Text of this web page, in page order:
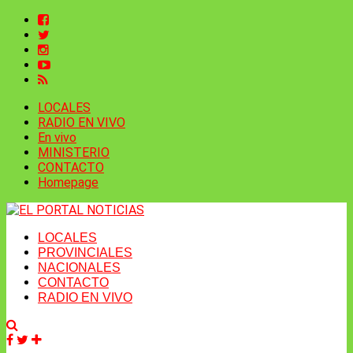
LOCALES
RADIO EN VIVO
En vivo
MINISTERIO
CONTACTO
Homepage
LOCALES
PROVINCIALES
NACIONALES
CONTACTO
RADIO EN VIVO